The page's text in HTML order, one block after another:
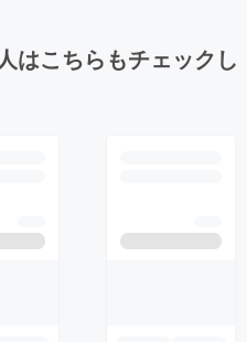
はこちらもチェックし